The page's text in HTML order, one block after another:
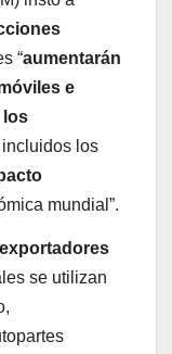
“aumentarán
e
los
incluidos los
mundial”.
se utilizan